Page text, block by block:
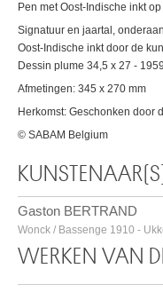
Pen met Oost-Indische inkt
Signatuur en jaartal,
Oost-Indische inkt door de
Dessin plume 34,5 x 27 -
Afmetingen: 345 x 270 mm
Herkomst: Geschonken door
© SABAM Belgium
KUNSTENAAR(S)
Gaston BERTRAND
Wonck / Bassenge 1910 -
WERKEN VAN